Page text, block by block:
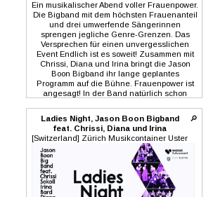
Ein musikalischer Abend voller Frauenpower.
Die Bigband mit dem höchsten Frauenanteil
und drei umwerfende Sängerinnen
sprengen jegliche Genre-Grenzen. Das
Versprechen für einen unvergesslichen
Event Endlich ist es soweit! Zusammen mit
Chrissi, Diana und Irina bringt die Jason
Boon Bigband ihr lange geplantes
Programm auf die Bühne. Frauenpower ist
angesagt! In der Band natürlich schon
Programm auf der Bühne. Freut euch auf
Songs aus allen Stilrichtungen in noch nie
gehörten Arrangements. Ein Abend voller
musikalischer Highlights. Lasst euch das
nicht entgehen. 5. Februar 2023
Musikcontainer Uster 12. März 2023
Schluefwegsaal Kloten
https://eventfrog.ch/JBBB-Ladiesnight
🔎
Ladies Night, Jason Boon Bigband
feat. Chrissi, Diana und Irina
[Switzerland] Zürich Musikcontainer Uster